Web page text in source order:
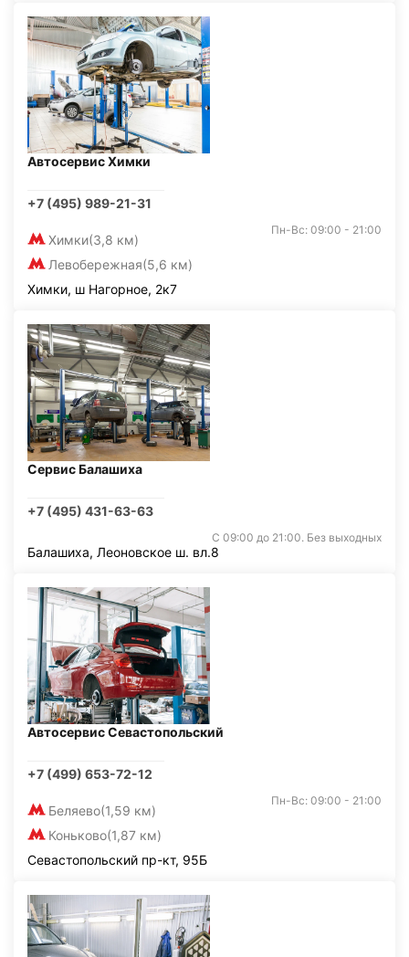
Автосервис Химки
+7 (495) 989-21-31
Химки(3,8 км)
Левобережная(5,6 км)
Пн-Вс: 09:00 - 21:00
Химки, ш Нагорное, 2к7
Сервис Балашиха
+7 (495) 431-63-63
С 09:00 до 21:00. Без выходных
Балашиха, Леоновское ш. вл.8
Автосервис Севастопольский
+7 (499) 653-72-12
Беляево(1,59 км)
Коньково(1,87 км)
Пн-Вс: 09:00 - 21:00
Севастопольский пр-кт, 95Б